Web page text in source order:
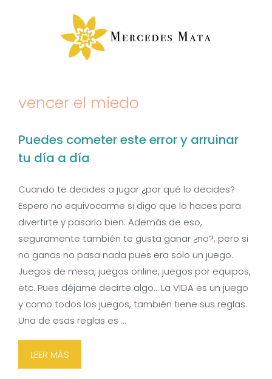
vencer el miedo
Puedes cometer este error y arruinar
tu día a día
Cuando te decides a jugar ¿por qué lo decides?
Espero no equivocarme si digo que lo haces para
divertirte y pasarlo bien. Además de eso,
seguramente también te gusta ganar ¿no?, pero si
no ganas no pasa nada pues era solo un juego.
Juegos de mesa, juegos online, juegos por equipos,
etc. Pues déjame decirte algo… La VIDA es un juego
y como todos los juegos, también tiene sus reglas.
Una de esas reglas es …
LEER MÁS